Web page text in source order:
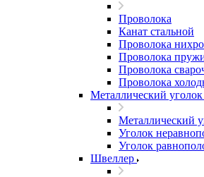
Проволока
Канат стальной
Проволока
Проволока
Проволока
Проволока
Металлический уголок
Металлический
Уголок
Уголок
Швеллер